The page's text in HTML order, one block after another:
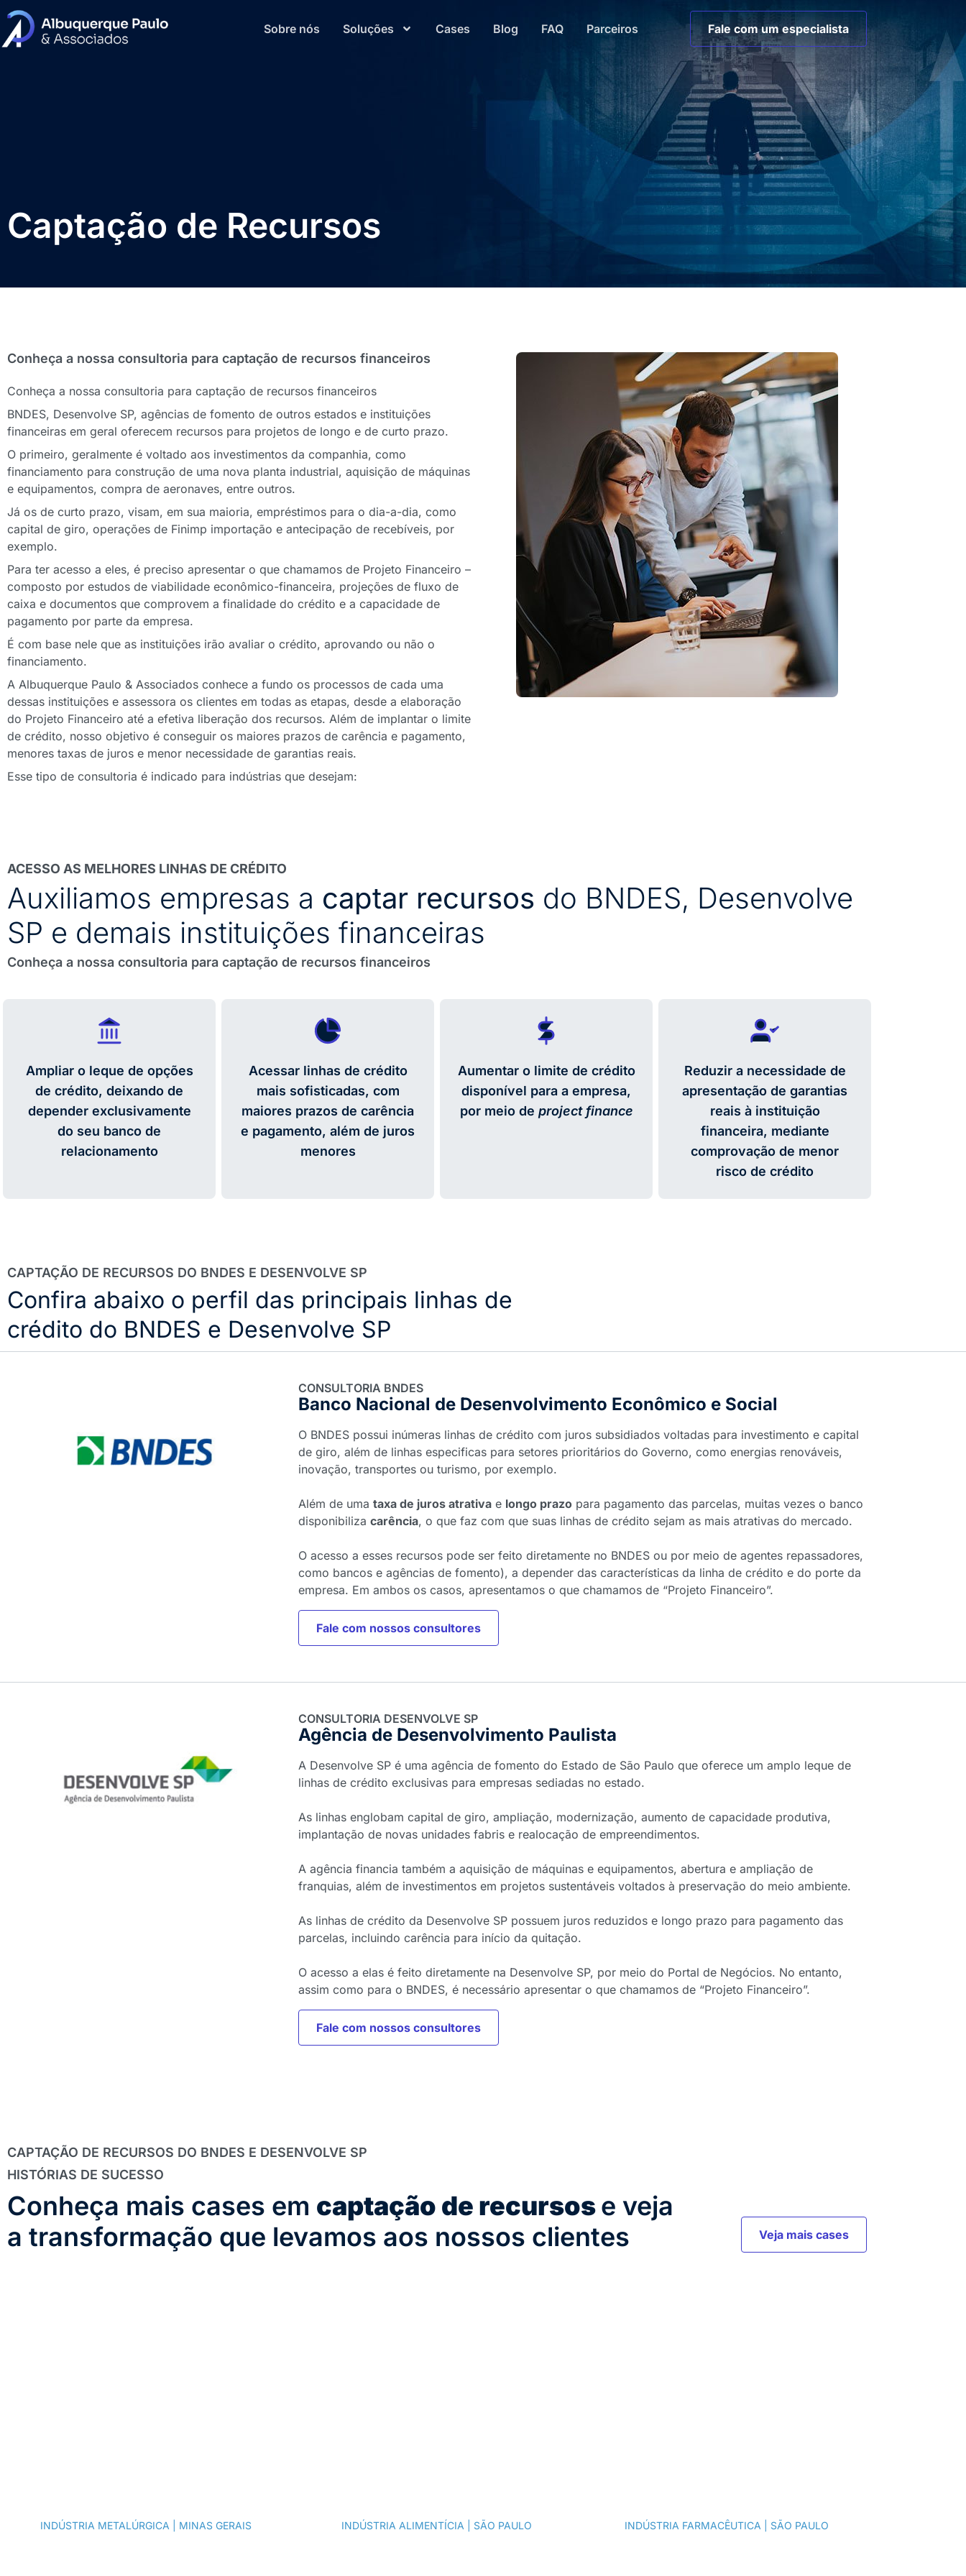
Sobre nós Soluções Cases Blog FAQ Parceiros Fale com um especialista
Captação de Recursos
Conheça a nossa consultoria para captação de recursos financeiros
Conheça a nossa consultoria para captação de recursos financeiros
BNDES, Desenvolve SP, agências de fomento de outros estados e instituições
financeiras em geral oferecem recursos para projetos de longo e de curto prazo.
O primeiro, geralmente é voltado aos investimentos da companhia, como
financiamento para construção de uma nova planta industrial, aquisição de máquinas
e equipamentos, compra de aeronaves, entre outros.
Já os de curto prazo, visam, em sua maioria, empréstimos para o dia-a-dia, como
capital de giro, operações de Finimp importação e antecipação de recebíveis, por
exemplo.
Para ter acesso a eles, é preciso apresentar o que chamamos de Projeto Financeiro –
composto por estudos de viabilidade econômico-financeira, projeções de fluxo de
caixa e documentos que comprovem a finalidade do crédito e a capacidade de
pagamento por parte da empresa.
É com base nele que as instituições irão avaliar o crédito, aprovando ou não o
financiamento.
A Albuquerque Paulo & Associados conhece a fundo os processos de cada uma
dessas instituições e assessora os clientes em todas as etapas, desde a elaboração
do Projeto Financeiro até a efetiva liberação dos recursos. Além de implantar o limite
de crédito, nosso objetivo é conseguir os maiores prazos de carência e pagamento,
menores taxas de juros e menor necessidade de garantias reais.
Esse tipo de consultoria é indicado para indústrias que desejam:
ACESSO AS MELHORES LINHAS DE CRÉDITO
Auxiliamos empresas a captar recursos do BNDES, Desenvolve
SP e demais instituições financeiras
Conheça a nossa consultoria para captação de recursos financeiros
Ampliar o leque de opções
de crédito, deixando de
depender exclusivamente
do seu banco de
relacionamento
Acessar linhas de crédito
mais sofisticadas, com
maiores prazos de carência
e pagamento, além de juros
menores
Aumentar o limite de crédito
disponível para a empresa,
por meio de project finance
Reduzir a necessidade de
apresentação de garantias
reais à instituição
financeira, mediante
comprovação de menor
risco de crédito
CAPTAÇÃO DE RECURSOS DO BNDES E DESENVOLVE SP
Confira abaixo o perfil das principais linhas de
crédito do BNDES e Desenvolve SP
CONSULTORIA BNDES
Banco Nacional de Desenvolvimento Econômico e Social
O BNDES possui inúmeras linhas de crédito com juros subsidiados voltadas para investimento e capital
de giro, além de linhas especificas para setores prioritários do Governo, como energias renováveis,
inovação, transportes ou turismo, por exemplo.
Além de umataxa de juros atrativa e longo prazo para pagamento das parcelas, muitas vezes o banco
disponibilizacarência, o que faz com que suas linhas de crédito sejam as mais atrativas do mercado.
O acesso a esses recursos pode ser feito diretamente no BNDES ou por meio de agentes repassadores,
como bancos e agências de fomento), a depender das características da linha de crédito e do porte da
empresa. Em ambos os casos, apresentamos o que chamamos de “Projeto Financeiro”.
Fale com nossos consultores
CONSULTORIA DESENVOLVE SP
Agência de Desenvolvimento Paulista
A Desenvolve SP é uma agência de fomento do Estado de São Paulo que oferece um amplo leque de
linhas de crédito exclusivas para empresas sediadas no estado.
As linhas englobam capital de giro, ampliação, modernização, aumento de capacidade produtiva,
implantação de novas unidades fabris e realocação de empreendimentos.
A agência financia também a aquisição de máquinas e equipamentos, abertura e ampliação de
franquias, além de investimentos em projetos sustentáveis voltados à preservação do meio ambiente.
As linhas de crédito da Desenvolve SP possuem juros reduzidos e longo prazo para pagamento das
parcelas, incluindo carência para início da quitação.
O acesso a elas é feito diretamente na Desenvolve SP, por meio do Portal de Negócios. No entanto,
assim como para o BNDES, é necessário apresentar o que chamamos de “Projeto Financeiro”.
Fale com nossos consultores
CAPTAÇÃO DE RECURSOS DO BNDES E DESENVOLVE SP
HISTÓRIAS DE SUCESSO
Conheça mais cases em captação de recursose veja
a transformação que levamos aos nossos clientes
Veja mais cases
INDÚSTRIA METALÚRGICA | MINAS GERAIS​ INDÚSTRIA ALIMENTÍCIA | SÃO PAULO​ INDÚSTRIA FARMACÊUTICA | SÃO PAULO ​